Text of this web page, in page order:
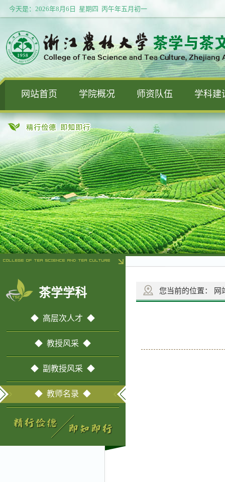
今天是： 2026年8月6日 星期四 丙午年五月初一
网站首页 学院概况 师资队伍 学科建
茶学学科
◆ 高层次人才 ◆
◆ 教授风采 ◆
◆ 副教授风采 ◆
◆ 教师名录 ◆
您当前的位置： 网